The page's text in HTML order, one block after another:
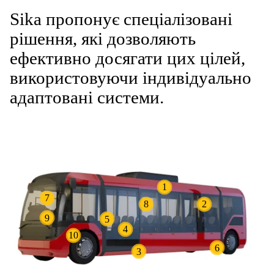
Sika пропонує спеціалізовані
рішення, які дозволяють
ефективно досягати цих цілей,
використовуючи індивідуально
адаптовані системи.
1
2
3
4
5
6
7
8
9
10